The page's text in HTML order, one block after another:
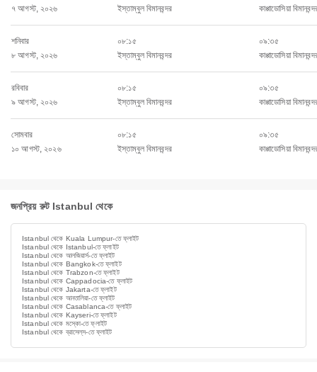
৭ আগস্ট, ২০২৬
ইস্তাম্বুল বিমানবন্দর
কাপ্পাডোসিয়া
শনিবার
৮ আগস্ট, ২০২৬
০৮:১৫
ইস্তাম্বুল বিমানবন্দর
০৯:৩৫
কাপ্পাডোসিয়া
রবিবার
৯ আগস্ট, ২০২৬
০৮:১৫
ইস্তাম্বুল বিমানবন্দর
০৯:৩৫
কাপ্পাডোসিয়া
সোমবার
১০ আগস্ট, ২০২৬
০৮:১৫
ইস্তাম্বুল বিমানবন্দর
০৯:৩৫
কাপ্পাডোসিয়া
জনপ্রিয় রুট Istanbul থেকে
Istanbul থেকে Kuala Lumpur-তে ফ্লাইট
Istanbul থেকে Istanbul-তে ফ্লাইট
Istanbul থেকে আলজিয়ার্স-তে ফ্লাইট
Istanbul থেকে Bangkok-তে ফ্লাইট
Istanbul থেকে Trabzon-তে ফ্লাইট
Istanbul থেকে Cappadocia-তে ফ্লাইট
Istanbul থেকে Jakarta-তে ফ্লাইট
Istanbul থেকে আনতালিয়া-তে ফ্লাইট
Istanbul থেকে Casablanca-তে ফ্লাইট
Istanbul থেকে Kayseri-তে ফ্লাইট
Istanbul থেকে মস্কো-তে ফ্লাইট
Istanbul থেকে ব্রাসেল্‌স-তে ফ্লাইট